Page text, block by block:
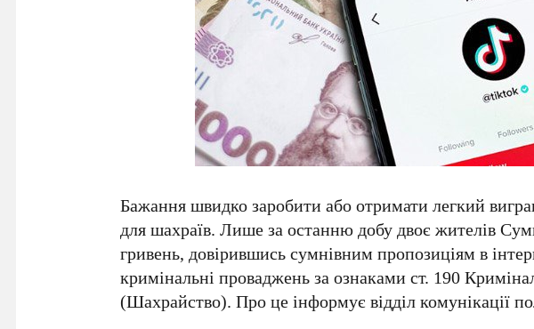
Бажання швидко заробити або отримати легкий
для шахраїв. Лише за останню добу двоє жителів
гривень, довірившись сумнівним пропозиціям в
кримінальні проваджень за ознаками ст. 190
(Шахрайство). Про це інформує відділ комунікації